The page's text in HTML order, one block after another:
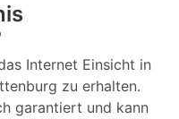
Internet Einsicht in
zu erhalten.
garantiert und kann